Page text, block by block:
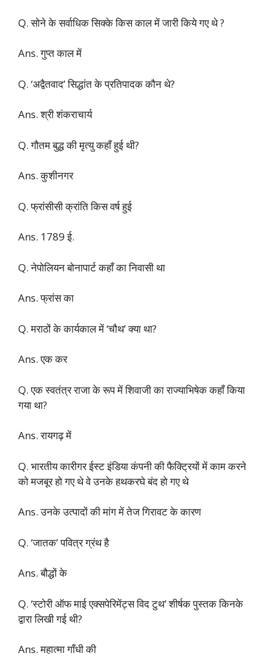
Q. सोने के सर्वाधिक सिक्के किस काल में जारी किये गए थे ?
Ans. गुप्त काल में
Q. ‘अद्वैतवाद’ सिद्धांत के प्रतिपादक कौन थे?
Ans. श्री शंकराचार्य
Q. गौतम बुद्ध की मृत्यु कहाँ हुई थी?
Ans. कुशीनगर
Q. फ्रांसीसी क्रांति किस वर्ष हुई
Ans. 1789 ई.
Q. नेपोलियन बोनापार्ट कहाँ का निवासी था
Ans. फ्रांस का
Q. मराठों के कार्यकाल में ‘चौथ’ क्या था?
Ans. एक कर
Q. एक स्वतंत्र राजा के रूप में शिवाजी का राज्याभिषेक कहाँ किया
गया था?
Ans. रायगढ़ में
Q. भारतीय कारीगर ईस्ट इंडिया कंपनी की फैक्ट्रियों में काम करने
को मजबूर हो गए थे वे उनके हथकरघे बंद हो गए थे
Ans. उनके उत्पादों की मांग में तेज गिरावट के कारण
Q. ‘जातक’ पवित्र ग्रंथ है
Ans. बौद्धों के
Q. ‘स्टोरी ऑफ माई एक्सपेरिमेंट्स विद टुथ’ शीर्षक पुस्तक किनके
द्वारा लिखी गई थी?
Ans. महात्मा गाँधी की